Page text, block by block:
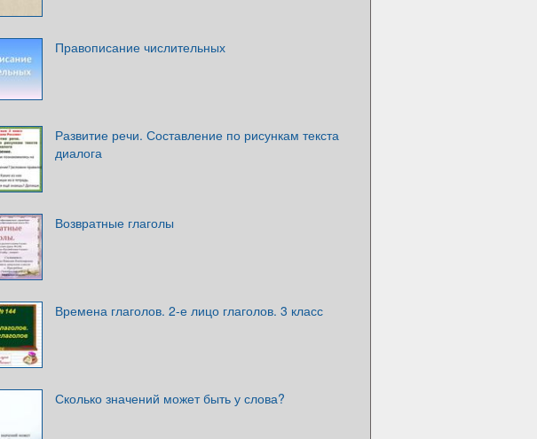
Правописание числительных
Развитие речи. Составление по рисункам текста
диалога
Возвратные глаголы
Времена глаголов. 2-е лицо глаголов. 3 класс
Сколько значений может быть у слова?